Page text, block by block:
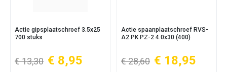
Actie gipsplaatschroef 3.5x25
700 stuks
€ 13,30 € 8,95
Actie spaanplaatschroef RVS-
A2 PK PZ-2 4.0x30 (400)
€ 28,60 € 18,95